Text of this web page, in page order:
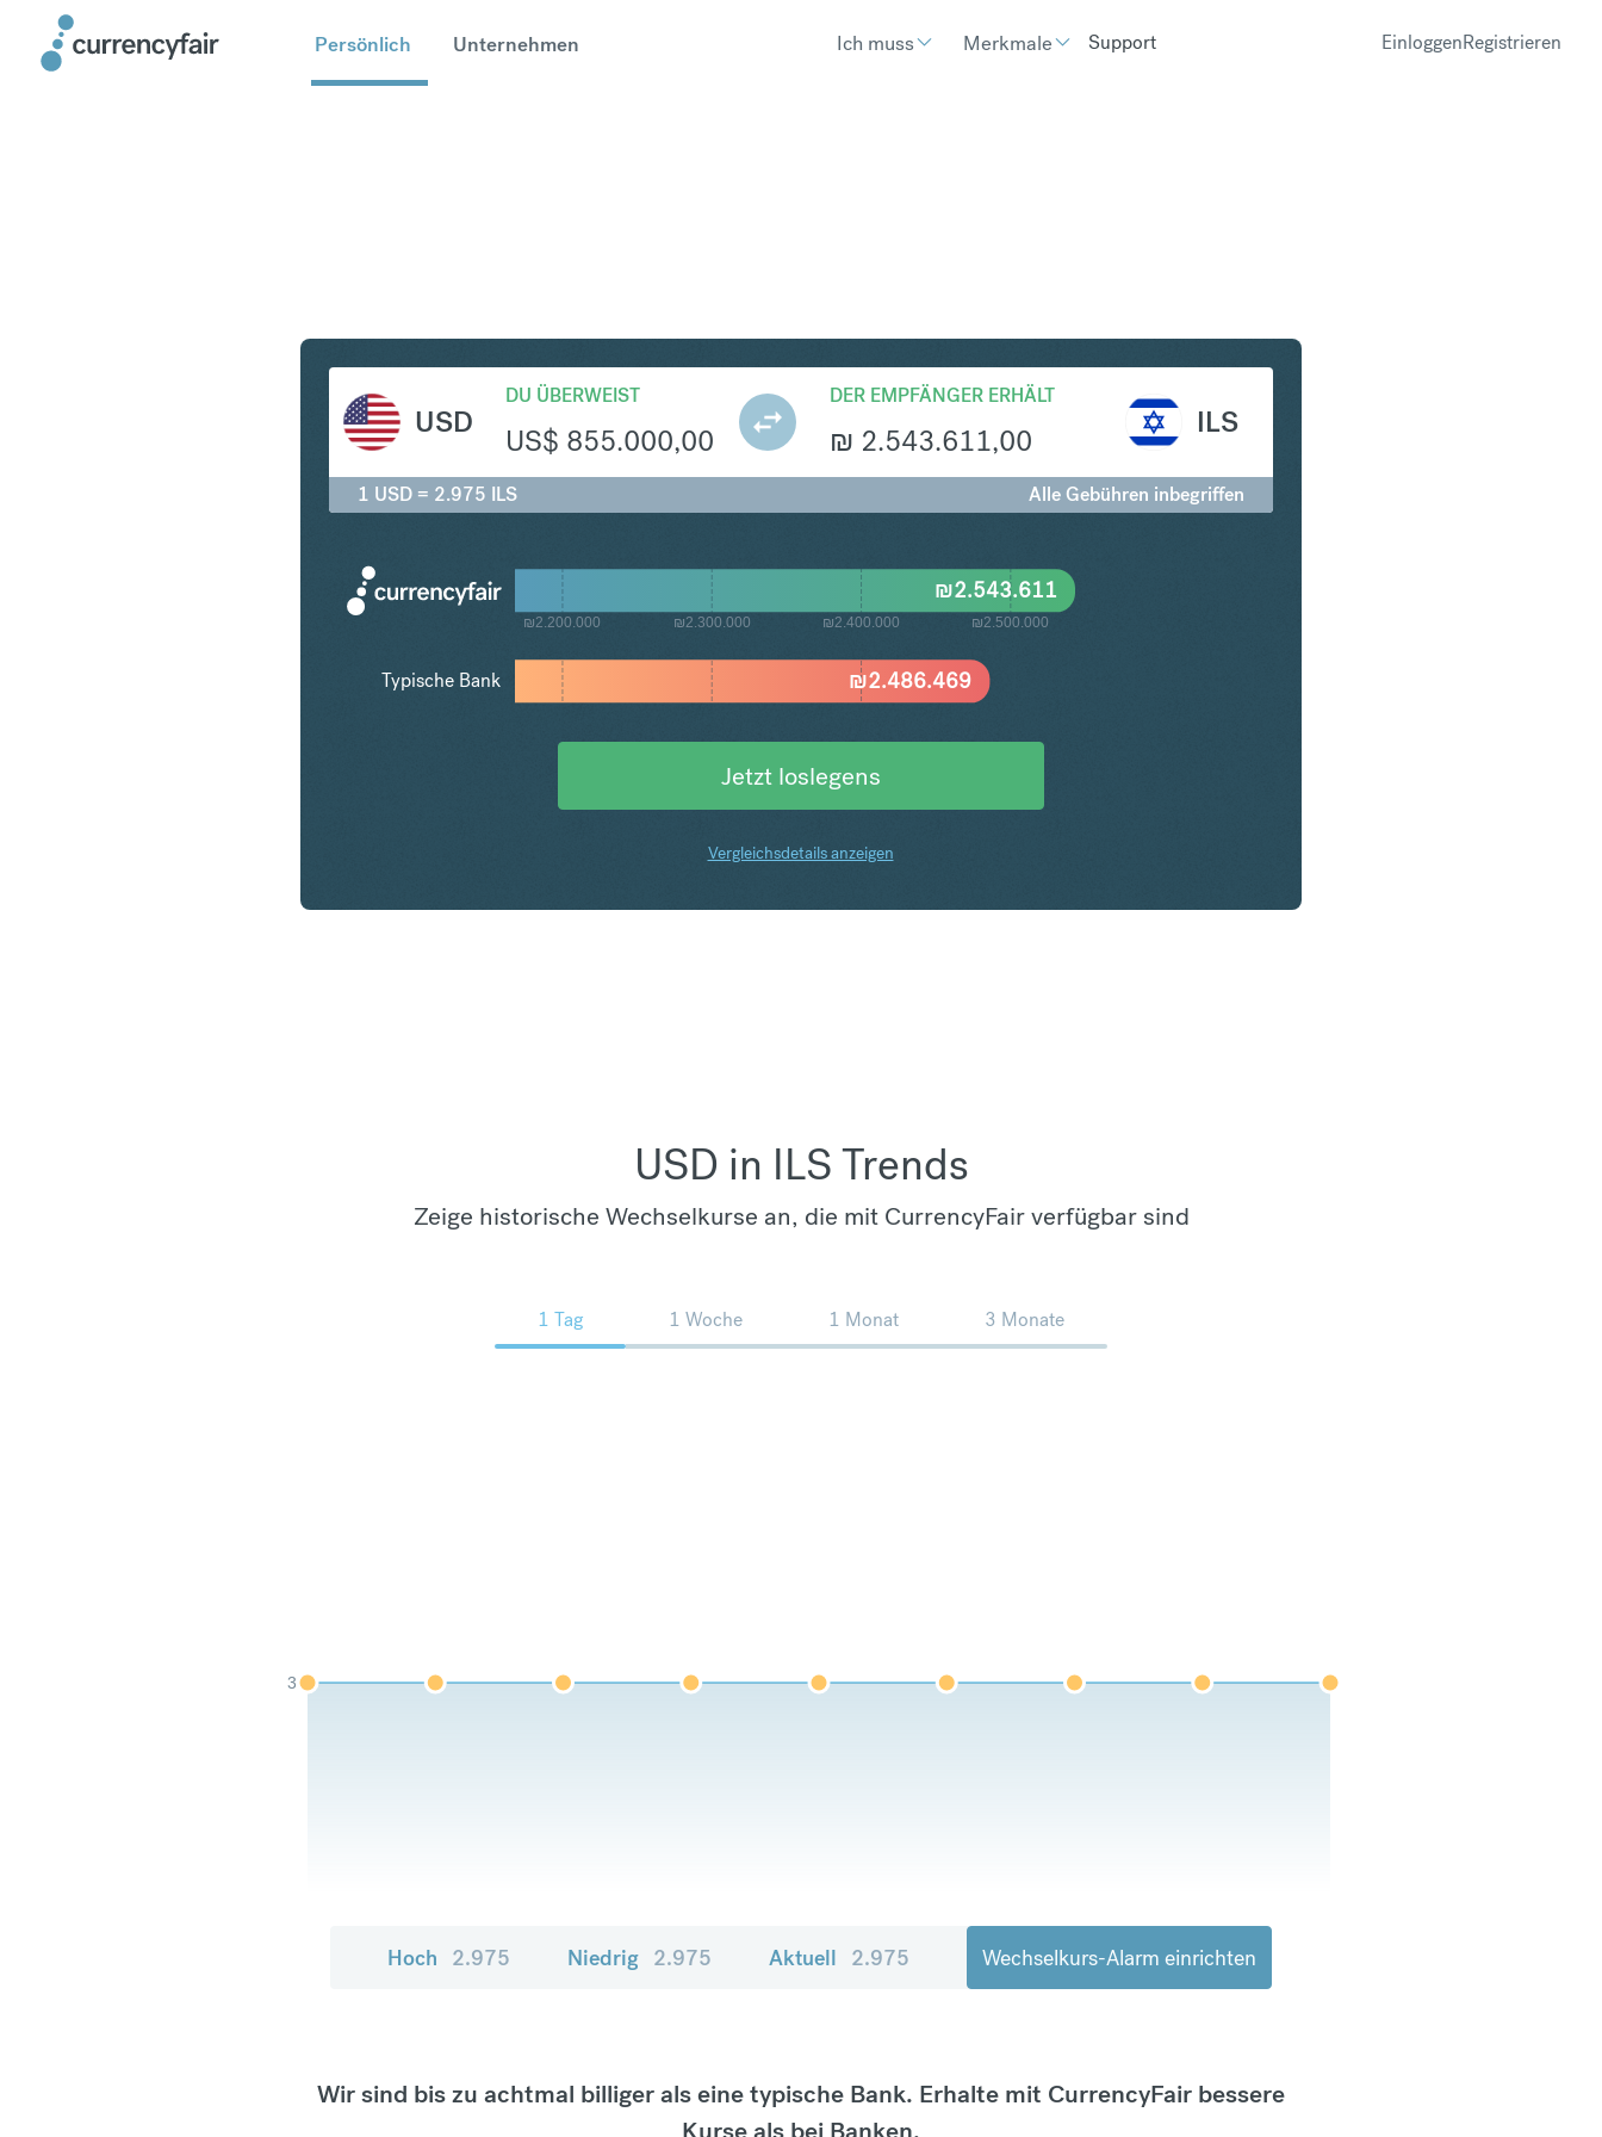
Persönlich Unternehmen Ich muss Merkmale Support EinloggenRegistrieren
USD
DU ÜBERWEIST
US$ 855.000,00
DER EMPFÄNGER ERHÄLT
₪ 2.543.611,00
ILS
1 USD = 2.975 ILS Alle Gebühren inbegriffen
₪2.200.000 ₪2.300.000 ₪2.400.000 ₪2.500.000
₪2.486.469
₪2.543.611
Typische Bank
Jetzt loslegens
Vergleichsdetails anzeigen
USD in ILS Trends
Zeige historische Wechselkurse an, die mit CurrencyFair verfügbar sind
1 Tag 1 Woche 1 Monat 3 Monate
3
Hoch 2.975 Niedrig 2.975 Aktuell 2.975 Wechselkurs-Alarm einrichten
Wir sind bis zu achtmal billiger als eine typische Bank. Erhalte mit CurrencyFair bessere
Kurse als bei Banken.